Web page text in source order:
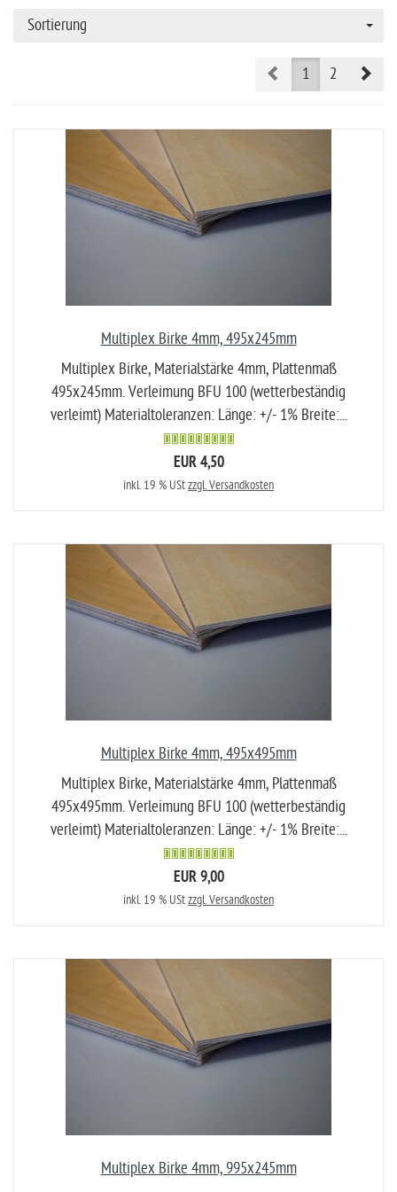
Sortierung
Prev1 2
Multiplex Birke 4mm, 495x245mm
Multiplex Birke, Materialstärke 4mm, Plattenmaß
495x245mm. Verleimung BFU 100 (wetterbeständig
verleimt) Materialtoleranzen: Länge: +/- 1% Breite:...
EUR 4,50
inkl. 19 % UStzzgl. Versandkosten
Multiplex Birke 4mm, 495x495mm
Multiplex Birke, Materialstärke 4mm, Plattenmaß
495x495mm. Verleimung BFU 100 (wetterbeständig
verleimt) Materialtoleranzen: Länge: +/- 1% Breite:...
EUR 9,00
inkl. 19 % UStzzgl. Versandkosten
Multiplex Birke 4mm, 995x245mm